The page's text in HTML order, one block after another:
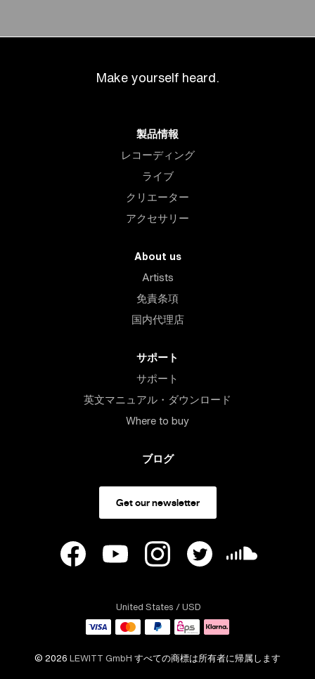
Make yourself heard.
製品情報
レコーディング
ライブ
クリエーター
アクセサリー
About us
Artists
免責条項
国内代理店
サポート
サポート
英文マニュアル・ダウンロード
Where to buy
ブログ
Get our newsletter
United States / USD
© 2026 LEWITT GmbH すべての商標は所有者に帰属します